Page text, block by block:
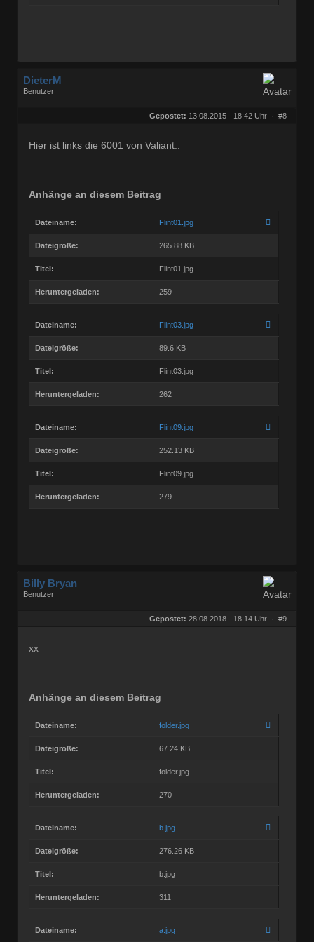
DieterM
Benutzer
Gepostet: 13.08.2015 - 18:42 Uhr · #8
Hier ist links die 6001 von Valiant..
Anhänge an diesem Beitrag
Dateiname: Flint01.jpg
Dateigröße: 265.88 KB
Titel: Flint01.jpg
Heruntergeladen: 259
Dateiname: Flint03.jpg
Dateigröße: 89.6 KB
Titel: Flint03.jpg
Heruntergeladen: 262
Dateiname: Flint09.jpg
Dateigröße: 252.13 KB
Titel: Flint09.jpg
Heruntergeladen: 279
Billy Bryan
Benutzer
Gepostet: 28.08.2018 - 18:14 Uhr · #9
xx
Anhänge an diesem Beitrag
Dateiname: folder.jpg
Dateigröße: 67.24 KB
Titel: folder.jpg
Heruntergeladen: 270
Dateiname: b.jpg
Dateigröße: 276.26 KB
Titel: b.jpg
Heruntergeladen: 311
Dateiname: a.jpg